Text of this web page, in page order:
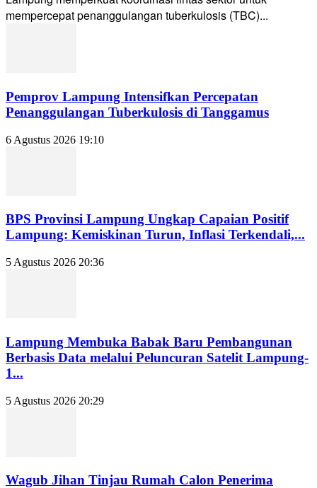
mempercepat penanggulangan tuberkulosis (TBC)...
Pemprov Lampung Intensifkan Percepatan
Penanggulangan Tuberkulosis di Tanggamus
6 Agustus 2026 19:10
BPS Provinsi Lampung Ungkap Capaian Positif
Lampung: Kemiskinan Turun, Inflasi Terkendali,...
5 Agustus 2026 20:36
Lampung Membuka Babak Baru Pembangunan
Berbasis Data melalui Peluncuran Satelit Lampung-
1...
5 Agustus 2026 20:29
Wagub Jihan Tinjau Rumah Calon Penerima